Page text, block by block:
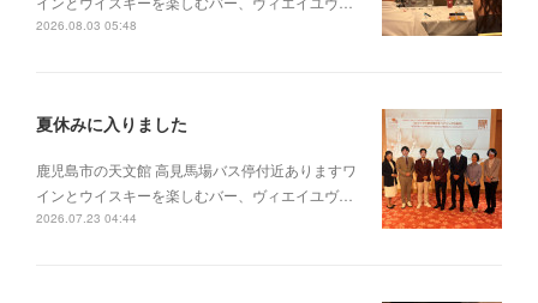
2026.08.03 05:48
夏休みに入りました
鹿児島市の天文館 高見馬場バス停付近ありますワ
インとウイスキーを楽しむバー、ヴィエイユヴ…
2026.07.23 04:44